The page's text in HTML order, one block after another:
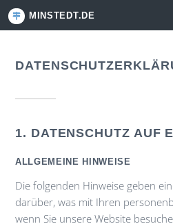
MINSTEDT.DE
1. DATENSCHUTZ AUF
ALLGEMEINE HINWEISE
Die folgenden Hinweise geben
darüber, was mit Ihren
wenn Sie unsere Website